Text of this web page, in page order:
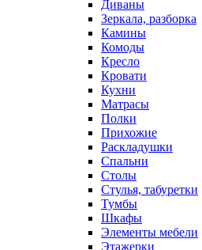
Диваны
Зеркала, разборка
Камины
Комоды
Кресло
Кровати
Кухни
Матрасы
Полки
Прихожие
Раскладушки
Спальни
Столы
Стулья, табуретки
Тумбы
Шкафы
Элементы мебели
Этажерки